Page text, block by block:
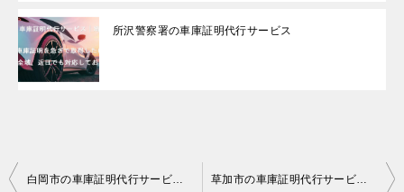
所沢警察署の車庫証明代行サービス
投
白岡市の車庫証明代行サービス｜埼玉県 草加市の車庫証明代行サービス｜埼玉県